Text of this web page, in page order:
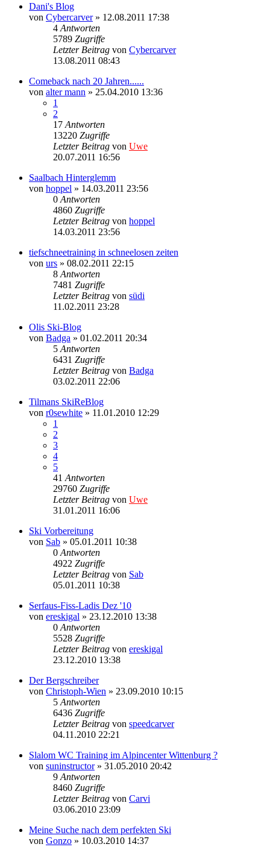
Dani's Blog
von Cybercarver» 12.08.2011 17:38
4 Antworten
5789 Zugriffe
Letzter Beitrag von Cybercarver
13.08.2011 08:43
Comeback nach 20 Jahren......
von alter mann » 25.04.2010 13:36
1
2
17 Antworten
13220 Zugriffe
Letzter Beitrag von Uwe
20.07.2011 16:56
Saalbach Hinterglemm
von hoppel » 14.03.2011 23:56
0 Antworten
4860 Zugriffe
Letzter Beitrag von hoppel
14.03.2011 23:56
tiefschneetraining in schneelosen zeiten
von urs » 08.02.2011 22:15
8 Antworten
7481 Zugriffe
Letzter Beitrag von südi
11.02.2011 23:28
Olis Ski-Blog
von Badga » 01.02.2011 20:34
5 Antworten
6431 Zugriffe
Letzter Beitrag von Badga
03.02.2011 22:06
Tilmans SkiReBlog
von r0sewhite » 11.01.2010 12:29
1
2
3
4
5
41 Antworten
29760 Zugriffe
Letzter Beitrag von Uwe
31.01.2011 16:06
Ski Vorbereitung
von Sab » 05.01.2011 10:38
0 Antworten
4922 Zugriffe
Letzter Beitrag von Sab
05.01.2011 10:38
Serfaus-Fiss-Ladis Dez '10
von ereskigal » 23.12.2010 13:38
0 Antworten
5528 Zugriffe
Letzter Beitrag von ereskigal
23.12.2010 13:38
Der Bergschreiber
von Christoph-Wien » 23.09.2010 10:15
5 Antworten
6436 Zugriffe
Letzter Beitrag von speedcarver
04.11.2010 22:21
Slalom WC Training im Alpincenter Wittenburg ?
von suninstructor» 31.05.2010 20:42
9 Antworten
8460 Zugriffe
Letzter Beitrag von Carvi
03.06.2010 23:09
Meine Suche nach dem perfekten Ski
von Gonzo » 10.03.2010 14:37